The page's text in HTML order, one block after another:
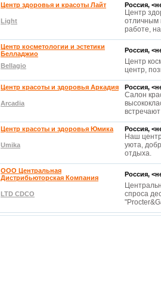
Центр здоровья и красоты Лайт Россия,
Light
Центр
отличным
работе,
Центр косметологии и эстетики
Белладжио
Россия,
Bellagio
Центр
центр,
Центр красоты и здоровья Аркадия Россия,
Arcadia
Салон
Центр красоты и здоровья Юмика Россия,
Umika
Наш
уюта,
отдыха.
ООО Центральная
Дистрибьюторская Компания
Россия,
LTD CDCO
спроса